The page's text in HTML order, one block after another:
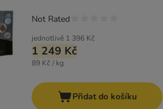
jednotlivě 1 396 Kč
1 249 Kč
89 Kč / kg
Not Rated
Přidat do košíku